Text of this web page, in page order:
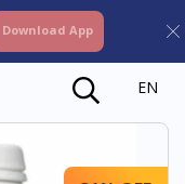
Download App
EN